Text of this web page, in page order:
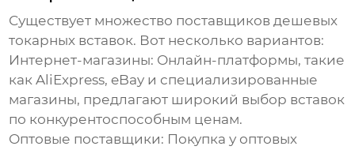
Существует множество поставщиковдешевых
токарных вставок. Вот несколько вариантов:
Интернет-магазины: Онлайн-платформы, такие
как AliExpress, eBay и специализированные
магазины, предлагают широкий выбор вставок
по конкурентоспособным ценам.
Оптовые поставщики: Покупка у оптовых